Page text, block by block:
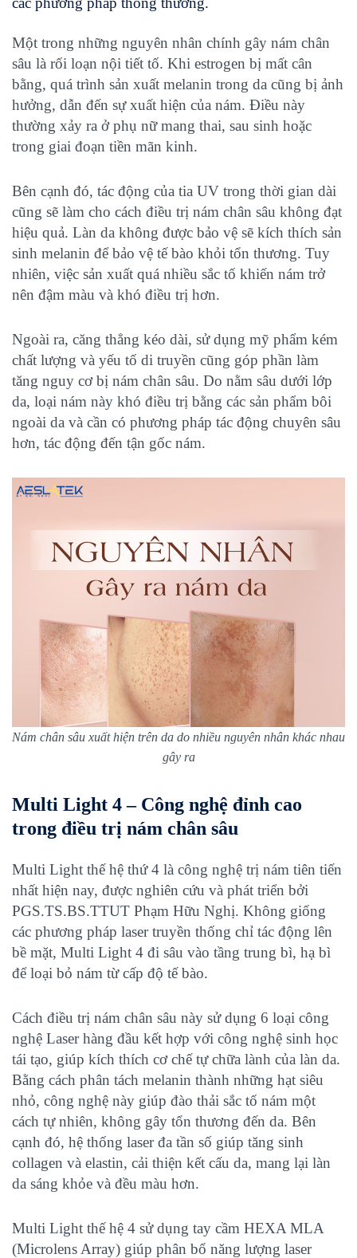
Một trong những nguyên nhân chính gây nám chân
sâu là rối loạn nội tiết tố. Khi estrogen bị mất cân
bằng, quá trình sản xuất melanin trong da cũng bị ảnh
hưởng, dẫn đến sự xuất hiện của nám. Điều này
thường xảy ra ở phụ nữ mang thai, sau sinh hoặc
trong giai đoạn tiền mãn kinh.
Bên cạnh đó, tác động của tia UV trong thời gian dài
cũng sẽ làm cho cách điều trị nám chân sâu không đạt
hiệu quả. Làn da không được bảo vệ sẽ kích thích sản
sinh melanin để bảo vệ tế bào khỏi tổn thương. Tuy
nhiên, việc sản xuất quá nhiều sắc tố khiến nám trở
nên đậm màu và khó điều trị hơn.
Ngoài ra, căng thẳng kéo dài, sử dụng mỹ phẩm kém
chất lượng và yếu tố di truyền cũng góp phần làm
tăng nguy cơ bị nám chân sâu. Do nằm sâu dưới lớp
da, loại nám này khó điều trị bằng các sản phẩm bôi
ngoài da và cần có phương pháp tác động chuyên sâu
hơn, tác động đến tận gốc nám.
Nám chân sâu xuất hiện trên da do nhiều nguyên nhân khác nhau
gây ra
Multi Light 4 – Công nghệ đỉnh cao
trong điều trị nám chân sâu
Multi Light thế hệ thứ 4 là công nghệ trị nám tiên tiến
nhất hiện nay, được nghiên cứu và phát triển bởi
PGS.TS.BS.TTUT Phạm Hữu Nghị. Không giống
các phương pháp laser truyền thống chỉ tác động lên
bề mặt, Multi Light 4 đi sâu vào tầng trung bì, hạ bì
để loại bỏ nám từ cấp độ tế bào.
Cách điều trị nám chân sâu này sử dụng 6 loại công
nghệ Laser hàng đầu kết hợp với công nghệ sinh học
tái tạo, giúp kích thích cơ chế tự chữa lành của làn da.
Bằng cách phân tách melanin thành những hạt siêu
nhỏ, công nghệ này giúp đào thải sắc tố nám một
cách tự nhiên, không gây tổn thương đến da. Bên
cạnh đó, hệ thống laser đa tần số giúp tăng sinh
collagen và elastin, cải thiện kết cấu da, mang lại làn
da sáng khỏe và đều màu hơn.
Multi Light thế hệ 4 sử dụng tay cầm HEXA MLA
(Microlens Array) giúp phân bổ năng lượng laser